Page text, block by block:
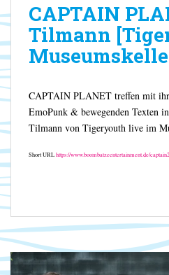
CAPTAIN
Tilmann
CAPTAIN PLANET treffen mit
EmoPunk & bewegenden Texten
Tilmann von Tigeryouth live im
Short URLhttps://www.boombatzeentertainment.de/